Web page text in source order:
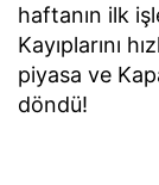
haftanın ilk
Kayıplarını
piyasa ve
döndü!